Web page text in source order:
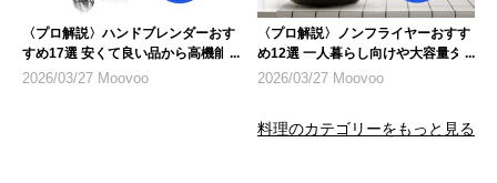
〈プロ解説〉ハンドブレンダーおす
すめ17選 安くて良い品から高機能
モデルまで
2026/03/27 Moovoo
〈プロ解説〉ノンフライヤーおすす
め12選 一人暮らし向けや大容量タ
イプも
2026/03/27 Moovoo
料理のカテゴリーをもっと見る